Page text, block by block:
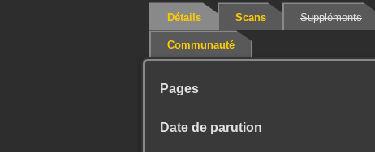
Détails Scans Suppléments
Communauté
Pages
Date de parution